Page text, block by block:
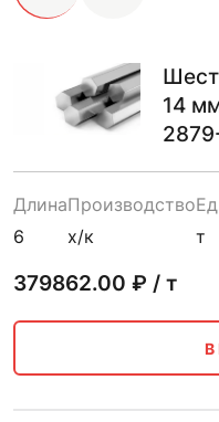
14
Длина
6
Производство
х/к
т
379862.00 ₽ / т
В